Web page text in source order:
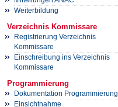
Weiterbildung
Verzeichnis Kommissare
Registrierung Verzeichnis
Kommissare
Einschreibung ins Verzeichnis
Kommissare
Programmierung
Dokumentation Programmierung
Einsichtnahme